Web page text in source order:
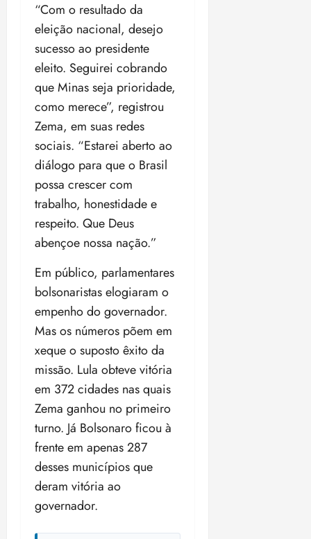
“Com o resultado da
eleição nacional, desejo
sucesso ao presidente
eleito. Seguirei cobrando
que Minas seja prioridade,
como merece”, registrou
Zema, em suas redes
sociais. “Estarei aberto ao
diálogo para que o Brasil
possa crescer com
trabalho, honestidade e
respeito. Que Deus
abençoe nossa nação.”
Em público, parlamentares
bolsonaristas elogiaram o
empenho do governador.
Mas os números põem em
xeque o suposto êxito da
missão. Lula obteve vitória
em 372 cidades nas quais
Zema ganhou no primeiro
turno. Já Bolsonaro ficou à
frente em apenas 287
desses municípios que
deram vitória ao
governador.